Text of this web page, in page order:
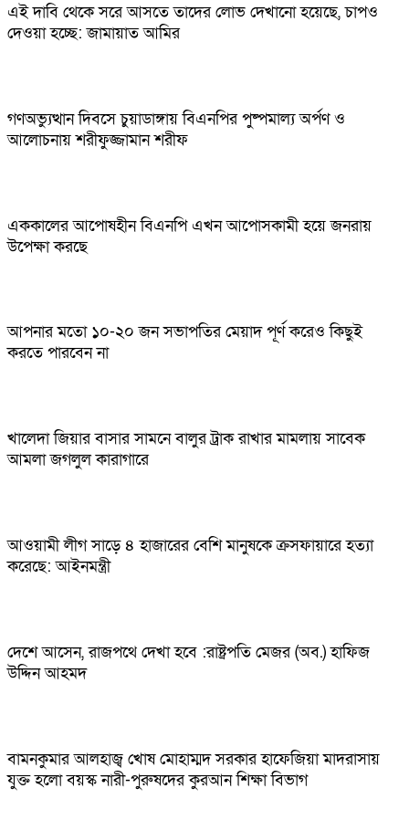
এই দাবি থেকে সরে আসতে তাদের লোভ দেখানো হয়েছে, চাপও
দেওয়া হচ্ছে: জামায়াত আমির
গণঅভ্যুত্থান দিবসে চুয়াডাঙ্গায় বিএনপির পুষ্পমাল্য অর্পণ ও
আলোচনায় শরীফুজ্জামান শরীফ
এককালের আপোষহীন বিএনপি এখন আপোসকামী হয়ে জনরায়
উপেক্ষা করছে
আপনার মতো ১০-২০ জন সভাপতির মেয়াদ পূর্ণ করেও কিছুই
করতে পারবেন না
খালেদা জিয়ার বাসার সামনে বালুর ট্রাক রাখার মামলায় সাবেক
আমলা জগলুল কারাগারে
আওয়ামী লীগ সাড়ে ৪ হাজারের বেশি মানুষকে ক্রসফায়ারে হত্যা
করেছে: আইনমন্ত্রী
দেশে আসেন, রাজপথে দেখা হবে :রাষ্ট্রপতি মেজর (অব.) হাফিজ
উদ্দিন আহমদ
বামনকুমার আলহাজ্ব খোষ মোহাম্মদ সরকার হাফেজিয়া মাদরাসায়
যুক্ত হলো বয়স্ক নারী-পুরুষদের কুরআন শিক্ষা বিভাগ